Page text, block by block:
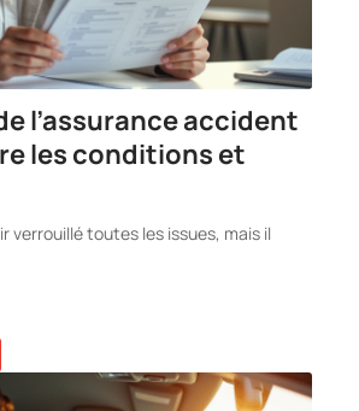
l’assurance accident
les conditions et
verrouillé toutes les issues, mais il